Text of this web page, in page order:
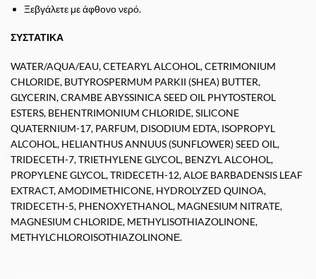
Ξεβγάλετε με άφθονο νερό.
ΣΥΣΤΑΤΙΚΑ
WATER/AQUA/EAU, CETEARYL ALCOHOL, CETRIMONIUM
CHLORIDE, BUTYROSPERMUM PARKII (SHEA) BUTTER,
GLYCERIN, CRAMBE ABYSSINICA SEED OIL PHYTOSTEROL
ESTERS, BEHENTRIMONIUM CHLORIDE, SILICONE
QUATERNIUM-17, PARFUM, DISODIUM EDTA, ISOPROPYL
ALCOHOL, HELIANTHUS ANNUUS (SUNFLOWER) SEED OIL,
TRIDECETH-7, TRIETHYLENE GLYCOL, BENZYL ALCOHOL,
PROPYLENE GLYCOL, TRIDECETH-12, ALOE BARBADENSIS LEAF
EXTRACT, AMODIMETHICONE, HYDROLYZED QUINOA,
TRIDECETH-5, PHENOXYETHANOL, MAGNESIUM NITRATE,
MAGNESIUM CHLORIDE, METHYLISOTHIAZOLINONE,
METHYLCHLOROISOTHIAZOLINONΕ.